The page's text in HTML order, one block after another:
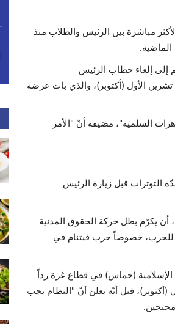
مباشرة بين الرئيس والطلاب منذ
إلى إلغاء خطاب الرئيس
الأول (أكتوبر)، والذي بات عرضة
السلمية"، مضيفة أنّ "الأمر
قبل زيارة الرئيس
أن يكرّم بطل حركة الحقوق المدنية
للحرب، خصوصاً حرب فيتنام في
الإسلامية (حماس) في قطاع غزة رداً
قبل أنّه يعلن أنّ "النظام يجب